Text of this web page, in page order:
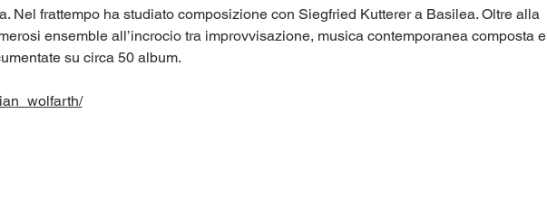
Nel frattempo ha studiato composizione con Siegfried Kutterer a Basilea. Oltre alla
ensemble all’incrocio tra improvvisazione, musica contemporanea composta e
su circa 50 album.